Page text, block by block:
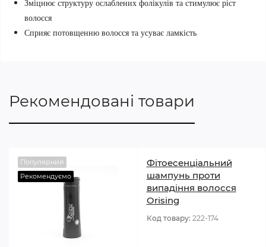
Зміцнює структуру ослаблених фолікулів та стимулює ріст
волосся
Сприяє потовщенню волосся та усуває ламкість
Рекомендовані товари
Популярний
Рекомендуємо
Фітоесенціальний
шампунь проти
випадіння волосся
Orising
Код товару: 222-174